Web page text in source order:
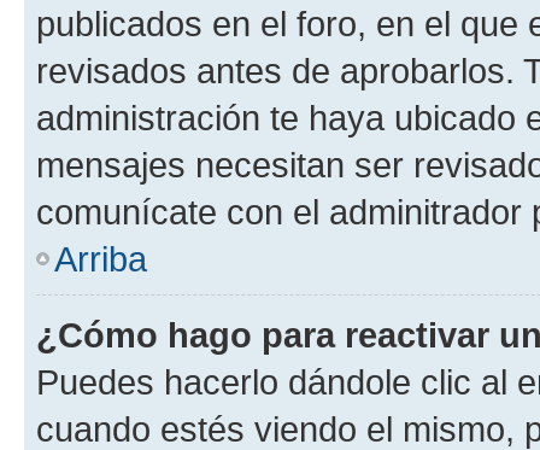
publicados en el foro, en el
revisados antes de aprobarlos.
administración te haya ubicado
mensajes necesitan ser
comunícate con el
Arriba
¿Cómo hago para reactivar
Puedes hacerlo dándole clic al
cuando estés viendo el mismo,